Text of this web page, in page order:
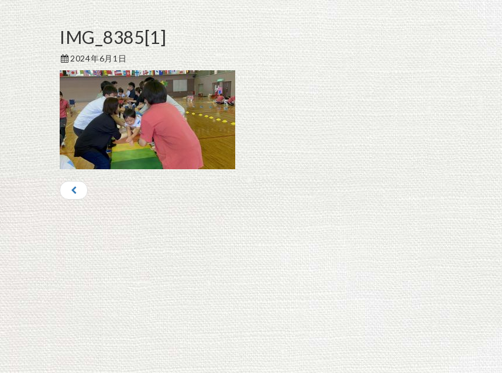
IMG_8385[1]
2024年6月1日